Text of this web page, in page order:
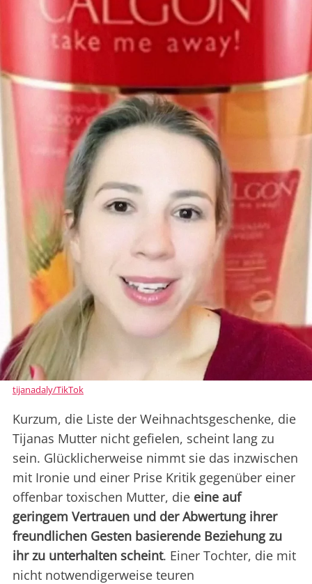
tijanadaly/TikTok
Kurzum, die Liste der Weihnachtsgeschenke, die
Tijanas Mutter nicht gefielen, scheint lang zu
sein. Glücklicherweise nimmt sie das inzwischen
mit Ironie und einer Prise Kritik gegenüber einer
offenbar toxischen Mutter, die eine auf
geringem Vertrauen und der Abwertung ihrer
freundlichen Gesten basierende Beziehung zu
ihr zu unterhalten scheint. Einer Tochter, die mit
nicht notwendigerweise teuren